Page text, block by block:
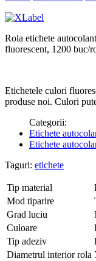
Rola etichete
fluorescent, 1200 buc/
Etichetele culori
produse noi. Culori
Categorii:
Etichete
Etichete
Taguri: etichete
Tip material
Mod tiparire
Grad luciu
Culoare
Tip adeziv
Diametrul interior rola